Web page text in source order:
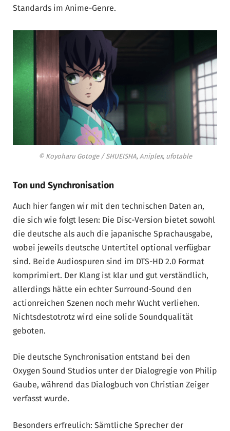
Standards im Anime-Genre.
© Koyoharu Gotoge / SHUEISHA, Aniplex, ufotable
Ton und Synchronisation
Auch hier fangen wir mit den technischen Daten an,
die sich wie folgt lesen: Die Disc-Version bietet sowohl
die deutsche als auch die japanische Sprachausgabe,
wobei jeweils deutsche Untertitel optional verfügbar
sind. Beide Audiospuren sind im DTS-HD 2.0 Format
komprimiert. Der Klang ist klar und gut verständlich,
allerdings hätte ein echter Surround-Sound den
actionreichen Szenen noch mehr Wucht verliehen.
Nichtsdestotrotz wird eine solide Soundqualität
geboten.
Die deutsche Synchronisation entstand bei den
Oxygen Sound Studios unter der Dialogregie von Philip
Gaube, während das Dialogbuch von Christian Zeiger
verfasst wurde.
Besonders erfreulich: Sämtliche Sprecher der